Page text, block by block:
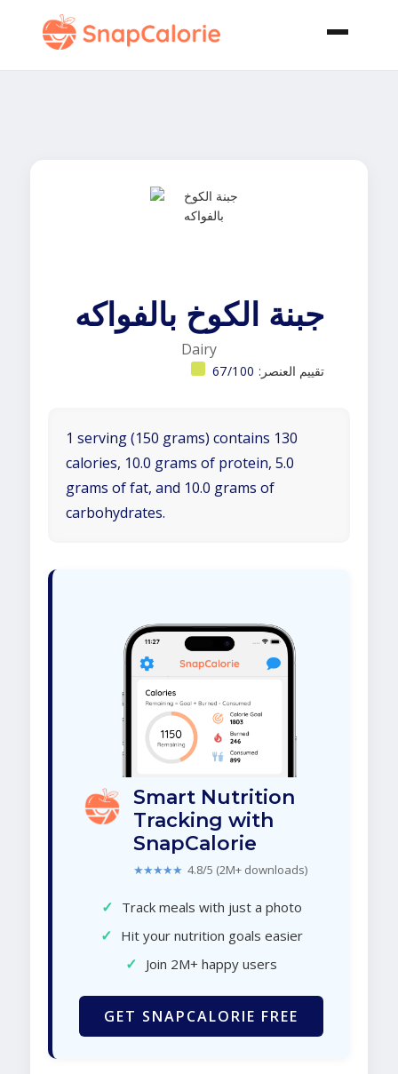
جبنة الكوخ بالفواكه
Dairy
تقييم العنصر: 67/100
1 serving (150 grams) contains 130
calories, 10.0 grams of protein, 5.0
grams of fat, and 10.0 grams of
carbohydrates.
Smart Nutrition
Tracking with
SnapCalorie
★★★★★ 4.8/5 (2M+ downloads)
✓ Track meals with just a photo
✓ Hit your nutrition goals easier
✓ Join 2M+ happy users
GET SNAPCALORIE FREE